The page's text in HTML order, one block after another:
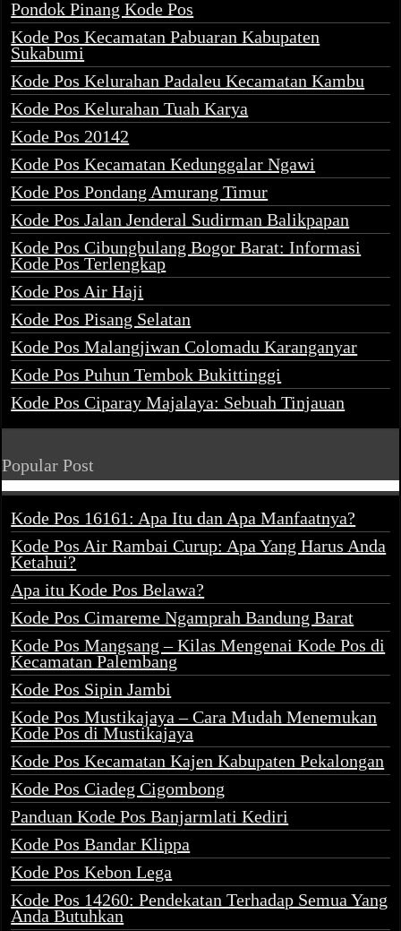
Pondok Pinang Kode Pos
Kode Pos Kecamatan Pabuaran Kabupaten
Sukabumi
Kode Pos Kelurahan Padaleu Kecamatan Kambu
Kode Pos Kelurahan Tuah Karya
Kode Pos 20142
Kode Pos Kecamatan Kedunggalar Ngawi
Kode Pos Pondang Amurang Timur
Kode Pos Jalan Jenderal Sudirman Balikpapan
Kode Pos Cibungbulang Bogor Barat: Informasi
Kode Pos Terlengkap
Kode Pos Air Haji
Kode Pos Pisang Selatan
Kode Pos Malangjiwan Colomadu Karanganyar
Kode Pos Puhun Tembok Bukittinggi
Kode Pos Ciparay Majalaya: Sebuah Tinjauan
Popular Post
Kode Pos 16161: Apa Itu dan Apa Manfaatnya?
Kode Pos Air Rambai Curup: Apa Yang Harus Anda
Ketahui?
Apa itu Kode Pos Belawa?
Kode Pos Cimareme Ngamprah Bandung Barat
Kode Pos Mangsang – Kilas Mengenai Kode Pos di
Kecamatan Palembang
Kode Pos Sipin Jambi
Kode Pos Mustikajaya – Cara Mudah Menemukan
Kode Pos di Mustikajaya
Kode Pos Kecamatan Kajen Kabupaten Pekalongan
Kode Pos Ciadeg Cigombong
Panduan Kode Pos Banjarmlati Kediri
Kode Pos Bandar Klippa
Kode Pos Kebon Lega
Kode Pos 14260: Pendekatan Terhadap Semua Yang
Anda Butuhkan